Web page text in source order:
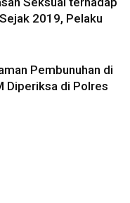
2019, Pelaku
Pembunuhan di
Diperiksa di Polres